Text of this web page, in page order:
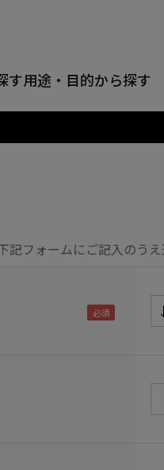
す用途・目的から探す
記フォームにご記入のうえ